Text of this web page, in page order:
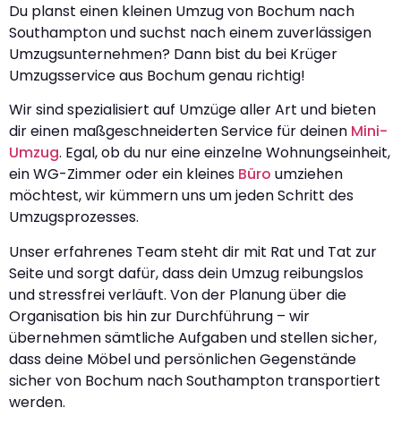
Du planst einen kleinen Umzug von Bochum nach
Southampton und suchst nach einem zuverlässigen
Umzugsunternehmen? Dann bist du bei Krüger
Umzugsservice aus Bochum genau richtig!
Wir sind spezialisiert auf Umzüge aller Art und bieten
dir einen maßgeschneiderten Service für deinen Mini-
Umzug. Egal, ob du nur eine einzelne Wohnungseinheit,
ein WG-Zimmer oder ein kleines Büro umziehen
möchtest, wir kümmern uns um jeden Schritt des
Umzugsprozesses.
Unser erfahrenes Team steht dir mit Rat und Tat zur
Seite und sorgt dafür, dass dein Umzug reibungslos
und stressfrei verläuft. Von der Planung über die
Organisation bis hin zur Durchführung – wir
übernehmen sämtliche Aufgaben und stellen sicher,
dass deine Möbel und persönlichen Gegenstände
sicher von Bochum nach Southampton transportiert
werden.